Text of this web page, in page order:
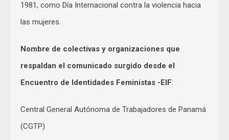
1981, como Día Internacional contra la violencia hacia
las mujeres.
Nombre de colectivas y organizaciones que
respaldan el comunicado surgido desde el
Encuentro de Identidades Feministas -EIF:
Central General Autónoma de Trabajadores de Panamá
(CGTP)